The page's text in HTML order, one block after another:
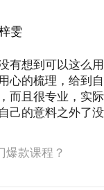
重销售，
不少，会写文案的
套路】，
，是要读到真诚。
什么还是卖不出
，却找不到原因
雯
有想到可以这么
心的梳理，给到
而且很专业，实
己的意料之外了
爆款课程？